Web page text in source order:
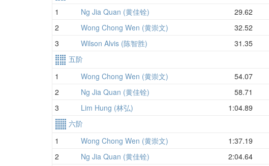
1
Ng Jia Quan (黄佳铨) 29.62
2 Wong Chong Wen (黄崇文) 32.52
3 Wilson Alvis (陈智胜) 31.35
五阶
1
Wong Chong Wen (黄崇文) 54.07
2 Ng Jia Quan (黄佳铨) 58.71
3 Lim Hung (林弘) 1:04.89
六阶
1
Wong Chong Wen (黄崇文) 1:37.19
2 Ng Jia Quan (黄佳铨) 2:04.64